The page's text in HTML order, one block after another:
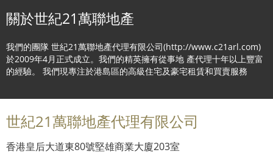
關於世紀21萬聯地產
我們的團隊 世紀21萬聯地產代理有限公司(http://www.c21arl.com)
於2009年4月正式成立。我們的精英擁有從事地 產代理十年以上豐富
的經驗。 我們現專注於港島區的高級住宅及豪宅租賃和買賣服務
世紀21萬聯地產代理有限公司
香港皇后大道東80號堅雄商業大廈203室